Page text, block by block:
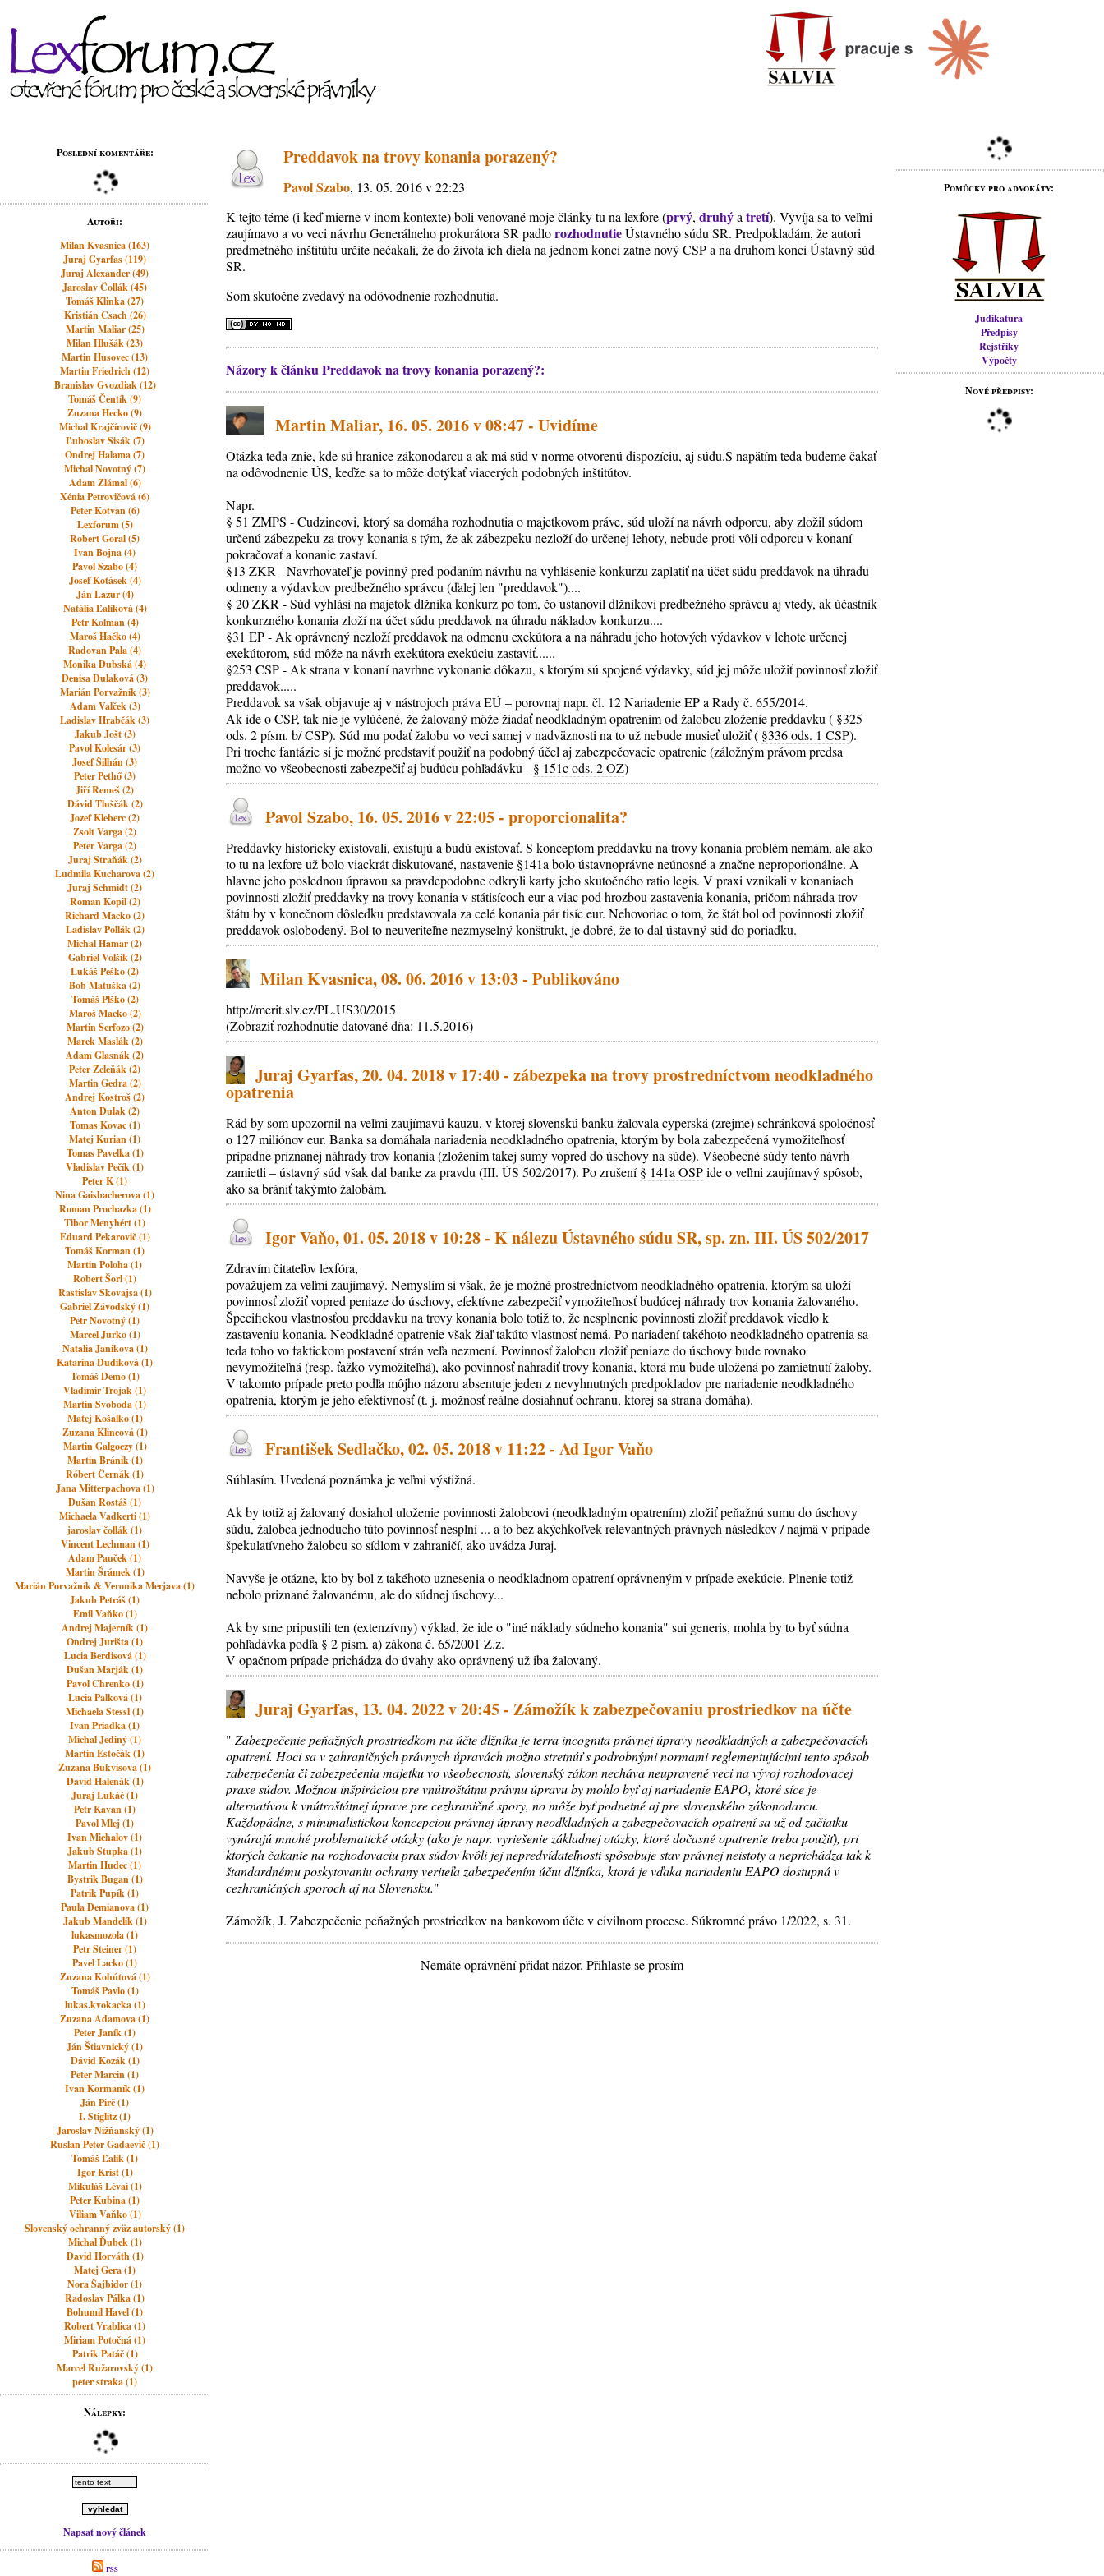
Poslední komentáře:
Autoři:
Milan Kvasnica (163)
Juraj Gyarfas (119)
Juraj Alexander (49)
Jaroslav Čollák (45)
Tomáš Klinka (27)
Kristián Csach (26)
Martin Maliar (25)
Milan Hlušák (23)
Martin Husovec (13)
Martin Friedrich (12)
Branislav Gvozdiak (12)
Tomáš Čentík (9)
Zuzana Hecko (9)
Michal Krajčírovič (9)
Ľuboslav Sisák (7)
Ondrej Halama (7)
Michal Novotný (7)
Adam Zlámal (6)
Xénia Petrovičová (6)
Peter Kotvan (6)
Lexforum (5)
Robert Goral (5)
Ivan Bojna (4)
Pavol Szabo (4)
Josef Kotásek (4)
Ján Lazur (4)
Natália Ľalíková (4)
Petr Kolman (4)
Maroš Hačko (4)
Radovan Pala (4)
Monika Dubská (4)
Denisa Dulaková (3)
Marián Porvažník (3)
Adam Valček (3)
Ladislav Hrabčák (3)
Jakub Jošt (3)
Pavol Kolesár (3)
Josef Šilhán (3)
Peter Pethő (3)
Jiří Remeš (2)
Dávid Tluščák (2)
Jozef Kleberc (2)
Zsolt Varga (2)
Peter Varga (2)
Juraj Straňák (2)
Ludmila Kucharova (2)
Juraj Schmidt (2)
Roman Kopil (2)
Richard Macko (2)
Ladislav Pollák (2)
Michal Hamar (2)
Gabriel Volšík (2)
Lukáš Peško (2)
Bob Matuška (2)
Tomáš Plško (2)
Maroš Macko (2)
Martin Serfozo (2)
Marek Maslák (2)
Adam Glasnák (2)
Peter Zeleňák (2)
Martin Gedra (2)
Andrej Kostroš (2)
Anton Dulak (2)
Tomas Kovac (1)
Matej Kurian (1)
Tomas Pavelka (1)
Vladislav Pečík (1)
Peter K (1)
Nina Gaisbacherova (1)
Roman Prochazka (1)
Tibor Menyhért (1)
Eduard Pekarovič (1)
Tomáš Korman (1)
Martin Poloha (1)
Robert Šorl (1)
Rastislav Skovajsa (1)
Gabriel Závodský (1)
Petr Novotný (1)
Marcel Jurko (1)
Natalia Janikova (1)
Katarína Dudíková (1)
Tomáš Demo (1)
Vladimir Trojak (1)
Martin Svoboda (1)
Matej Košalko (1)
Zuzana Klincová (1)
Martin Galgoczy (1)
Martin Bránik (1)
Róbert Černák (1)
Jana Mitterpachova (1)
Dušan Rostáš (1)
Michaela Vadkerti (1)
jaroslav čollák (1)
Vincent Lechman (1)
Adam Pauček (1)
Martin Šrámek (1)
Marián Porvažník & Veronika Merjava (1)
Jakub Petráš (1)
Emil Vaňko (1)
Andrej Majerník (1)
Ondrej Jurišta (1)
Lucia Berdisová (1)
Dušan Marják (1)
Pavol Chrenko (1)
Lucia Palková (1)
Michaela Stessl (1)
Ivan Priadka (1)
Michal Jediný (1)
Martin Estočák (1)
Zuzana Bukvisova (1)
David Halenák (1)
Juraj Lukáč (1)
Petr Kavan (1)
Pavol Mlej (1)
Ivan Michalov (1)
Jakub Stupka (1)
Martin Hudec (1)
Bystrik Bugan (1)
Patrik Pupík (1)
Paula Demianova (1)
Jakub Mandelík (1)
lukasmozola (1)
Petr Steiner (1)
Pavel Lacko (1)
Zuzana Kohútová (1)
Tomáš Pavlo (1)
lukas.kvokacka (1)
Zuzana Adamova (1)
Peter Janík (1)
Ján Štiavnický (1)
Dávid Kozák (1)
Peter Marcin (1)
Ivan Kormaník (1)
Ján Pirč (1)
I. Stiglitz (1)
Jaroslav Nižňanský (1)
Ruslan Peter Gadaevič (1)
Tomáš Ľalík (1)
Igor Krist (1)
Mikuláš Lévai (1)
Peter Kubina (1)
Viliam Vaňko (1)
Slovenský ochranný zväz autorský (1)
Michal Ďubek (1)
David Horváth (1)
Matej Gera (1)
Nora Šajbidor (1)
Radoslav Pálka (1)
Bohumil Havel (1)
Robert Vrablica (1)
Miriam Potočná (1)
Patrik Patáč (1)
Marcel Ružarovský (1)
peter straka (1)
Nálepky:
Napsat nový článek
rss
Pomůcky pro advokáty:
Judikatura
Předpisy
Rejstříky
Výpočty
Nové předpisy:
Preddavok na trovy konania porazený?
Pavol Szabo, 13. 05. 2016 v 22:23
K tejto téme (i keď mierne v inom kontexte) boli venované moje články tu na lexfore (prvý,druhýatretí). Vyvíja sa to veľmi
zaujímavo a vo veci návrhu Generálneho prokurátora SR padlorozhodnutieÚstavného súdu SR. Predpokladám, že autori
predmetného inštitútu určite nečakali, že do života ich diela na jednom konci zatne nový CSP a na druhom konci Ústavný súd
SR.
Som skutočne zvedavý na odôvodnenie rozhodnutia.
Názory k článku Preddavok na trovy konania porazený?:
Martin Maliar, 16. 05. 2016 v 08:47 - Uvidíme
Otázka teda znie, kde sú hranice zákonodarcu a ak má súd v norme otvorenú dispozíciu, aj súdu.S napätím teda budeme čakať
na odôvodnenie ÚS, keďže sa to môže dotýkať viacerých podobných inštitútov.
Napr.
§ 51 ZMPS - Cudzincovi, ktorý sa domáha rozhodnutia o majetkovom práve, súd uloží na návrh odporcu, aby zložil súdom
určenú zábezpeku za trovy konania s tým, že ak zábezpeku nezloží do určenej lehoty, nebude proti vôli odporcu v konaní
pokračovať a konanie zastaví.
§13 ZKR - Navrhovateľ je povinný pred podaním návrhu na vyhlásenie konkurzu zaplatiť na účet súdu preddavok na úhradu
odmeny a výdavkov predbežného správcu (ďalej len "preddavok")....
§ 20 ZKR - Súd vyhlási na majetok dlžníka konkurz po tom, čo ustanovil dlžníkovi predbežného správcu aj vtedy, ak účastník
konkurzného konania zloží na účet súdu preddavok na úhradu nákladov konkurzu....
§31 EP - Ak oprávnený nezloží preddavok na odmenu exekútora a na náhradu jeho hotových výdavkov v lehote určenej
exekútorom, súd môže na návrh exekútora exekúciu zastaviť......
§253 CSP- Ak strana v konaní navrhne vykonanie dôkazu, s ktorým sú spojené výdavky, súd jej môže uložiť povinnosť zložiť
preddavok.....
Preddavok sa však objavuje aj v nástrojoch práva EÚ – porovnaj napr. čl. 12 Nariadenie EP a Rady č. 655/2014.
Ak ide o CSP, tak nie je vylúčené, že žalovaný môže žiadať neodkladným opatrením od žalobcu zloženie preddavku ( §325
ods. 2 písm. b/ CSP). Súd mu podať žalobu vo veci samej v nadväznosti na to už nebude musieť uložiť ( §336 ods. 1 CSP).
Pri troche fantázie si je možné predstaviť použiť na podobný účel aj zabezpečovacie opatrenie (záložným právom predsa
možno vo všeobecnosti zabezpečiť aj budúcu pohľadávku - § 151c ods. 2 OZ)
Pavol Szabo, 16. 05. 2016 v 22:05 - proporcionalita?
Preddavky historicky existovali, existujú a budú existovať. S konceptom preddavku na trovy konania problém nemám, ale ako
to tu na lexfore už bolo viackrát diskutované, nastavenie §141a bolo ústavnoprávne neúnosné a značne neproporionálne. A
hlavne jeho poslednou úpravou sa pravdepodobne odkryli karty jeho skutočného ratio legis. V praxi vznikali v konaniach
povinnosti zložiť preddavky na trovy konania v státisícoch eur a viac pod hrozbou zastavenia konania, pričom náhrada trov
štátu by v konečnom dôsledku predstavovala za celé konania pár tisíc eur. Nehovoriac o tom, že štát bol od povinnosti zložiť
preddavok oslobodený. Bol to neuveriteľne nezmyselný konštrukt, je dobré, že to dal ústavný súd do poriadku.
Milan Kvasnica, 08. 06. 2016 v 13:03 - Publikováno
http://merit.slv.cz/PL.US30/2015
(Zobraziť rozhodnutie datované dňa: 11.5.2016)
Juraj Gyarfas, 20. 04. 2018 v 17:40 - zábezpeka na trovy prostredníctvom neodkladného
opatrenia
Rád by som upozornil na veľmi zaujímavú kauzu, v ktorej slovenskú banku žalovala cyperská (zrejme) schránková spoločnosť
o 127 miliónov eur. Banka sa domáhala nariadenia neodkladného opatrenia, ktorým by bola zabezpečená vymožiteľnosť
prípadne priznanej náhrady trov konania (zložením takej sumy vopred do úschovy na súde). Všeobecné súdy tento návrh
zamietli – ústavný súd však dal banke za pravdu (III. ÚS 502/2017). Po zrušení§ 141a OSPide o veľmi zaujímavý spôsob,
ako sa brániť takýmto žalobám.
Igor Vaňo, 01. 05. 2018 v 10:28 - K nálezu Ústavného súdu SR, sp. zn. III. ÚS 502/2017
Zdravím čitateľov lexfóra,
považujem za veľmi zaujímavý. Nemyslím si však, že je možné prostredníctvom neodkladného opatrenia, ktorým sa uloží
povinnosť zložiť vopred peniaze do úschovy, efektívne zabezpečiť vymožiteľnosť budúcej náhrady trov konania žalovaného.
Špecifickou vlastnosťou preddavku na trovy konania bolo totiž to, že nesplnenie povinnosti zložiť preddavok viedlo k
zastaveniu konania. Neodkladné opatrenie však žiaľ takúto vlastnosť nemá. Po nariadení takéhoto neodkladného opatrenia sa
teda toho vo faktickom postavení strán veľa nezmení. Povinnosť žalobcu zložiť peniaze do úschovy bude rovnako
nevymožiteľná (resp. ťažko vymožiteľná), ako povinnosť nahradiť trovy konania, ktorá mu bude uložená po zamietnutí žaloby.
V takomto prípade preto podľa môjho názoru absentuje jeden z nevyhnutných predpokladov pre nariadenie neodkladného
opatrenia, ktorým je jeho efektívnosť (t. j. možnosť reálne dosiahnuť ochranu, ktorej sa strana domáha).
František Sedlačko, 02. 05. 2018 v 11:22 - Ad Igor Vaňo
Súhlasím. Uvedená poznámka je veľmi výstižná.
Ak by totiž aj žalovaný dosiahol uloženie povinnosti žalobcovi (neodkladným opatrením) zložiť peňažnú sumu do úschovy
súdu, žalobca jednoducho túto povinnosť nesplní ... a to bez akýchkoľvek relevantných právnych následkov / najmä v prípade
špekulatívneho žalobcu so sídlom v zahraničí, ako uvádza Juraj.
Navyše je otázne, kto by bol z takéhoto uznesenia o neodkladnom opatrení oprávneným v prípade exekúcie. Plnenie totiž
nebolo priznané žalovanému, ale do súdnej úschovy...
Ak by sme pripustili ten (extenzívny) výklad, že ide o "iné náklady súdneho konania" sui generis, mohla by to byť súdna
pohľadávka podľa § 2 písm. a) zákona č. 65/2001 Z.z.
V opačnom prípade prichádza do úvahy ako oprávnený už iba žalovaný.
Juraj Gyarfas, 13. 04. 2022 v 20:45 - Zámožík k zabezpečovaniu prostriedkov na účte
" Zabezpečenie peňažných prostriedkom na účte dlžníka je terra incognita právnej úpravy neodkladných a zabezpečovacích
opatrení. Hoci sa v zahraničných právnych úpravách možno stretnúť s podrobnými normami reglementujúcimi tento spôsob
zabezpečenia či zabezpečenia majetku vo všeobecnosti, slovenský zákon necháva neupravené veci na vývoj rozhodovacej
praxe súdov. Možnou inšpiráciou pre vnútroštátnu právnu úpravu by mohlo byť aj nariadenie EAPO, ktoré síce je
alternatívou k vnútroštátnej úprave pre cezhraničné spory, no môže byť podnetné aj pre slovenského zákonodarcu.
Každopádne, s minimalistickou koncepciou právnej úpravy neodkladných a zabezpečovacích opatrení sa už od začiatku
vynárajú mnohé problematické otázky (ako je napr. vyriešenie základnej otázky, ktoré dočasné opatrenie treba použiť), pri
ktorých čakanie na rozhodovaciu prax súdov kvôli jej nepredvídateľnosti spôsobuje stav právnej neistoty a neprichádza tak k
štandardnému poskytovaniu ochrany veriteľa zabezpečením účtu dlžníka, ktorá je vďaka nariadeniu EAPO dostupná v
cezhraničných sporoch aj na Slovensku."
Zámožík, J. Zabezpečenie peňažných prostriedkov na bankovom účte v civilnom procese. Súkromné právo 1/2022, s. 31.
Nemáte oprávnění přidat názor. Přihlaste se prosím